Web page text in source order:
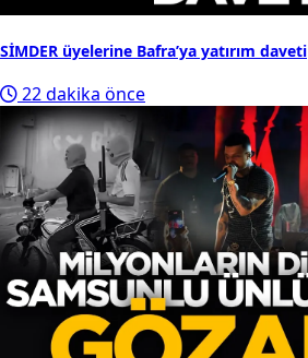
SİMDER üyelerine Bafra’ya yatırım daveti
22 dakika önce